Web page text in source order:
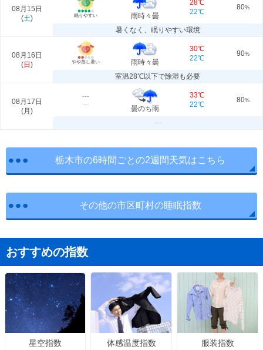
08月15日
(土) 眠りやすい 雨時々曇
28℃
22℃
80%
暑くなく、眠りやすい環境
08月16日
(日 ) やや蒸し暑い 雨時々曇
30℃
22℃
90%
室温28℃以下で除湿も必要
08月17日
(月 )
---
---
曇のち雨
33℃
22℃
80%
---
栃木市の6時間ごとの2週間天気はこちら
その他の市区町村の睡眠指数
おすすめの指数
星空指数 体感温度指数 服装指数